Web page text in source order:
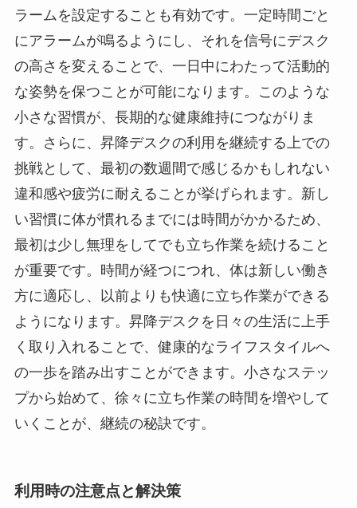
ラームを設定することも有効です。一定時間ごと
にアラームが鳴るようにし、それを信号にデスク
の高さを変えることで、一日中にわたって活動的
な姿勢を保つことが可能になります。このような
小さな習慣が、長期的な健康維持につながりま
す。さらに、昇降デスクの利用を継続する上での
挑戦として、最初の数週間で感じるかもしれない
違和感や疲労に耐えることが挙げられます。新し
い習慣に体が慣れるまでには時間がかかるため、
最初は少し無理をしてでも立ち作業を続けること
が重要です。時間が経つにつれ、体は新しい働き
方に適応し、以前よりも快適に立ち作業ができる
ようになります。昇降デスクを日々の生活に上手
く取り入れることで、健康的なライフスタイルへ
の一歩を踏み出すことができます。小さなステッ
プから始めて、徐々に立ち作業の時間を増やして
いくことが、継続の秘訣です。
利用時の注意点と解決策